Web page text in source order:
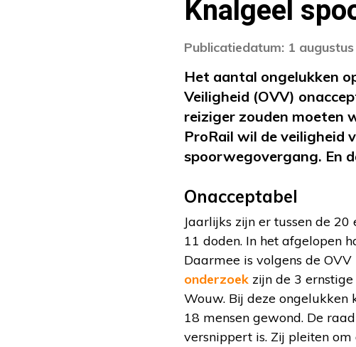
Knalgeel
Publicatiedatum: 1
Het aantal ongelukken
Veiligheid (OVV)
reiziger zouden moeten
ProRail wil de veiligheid
spoorwegovergang. En
Onacceptabel
Jaarlijks zijn er tussen de
11 doden. In het afgelopen
Daarmee is volgens de
onderzoek zijn de 3
Wouw. Bij deze
18 mensen gewond. De
versnippert is. Zij pleiten